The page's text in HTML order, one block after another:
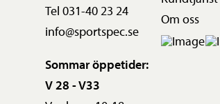
Tel 031-40 23 24
info@sportspec.se
Sommar öppetider:
V 28 - V33
Om oss